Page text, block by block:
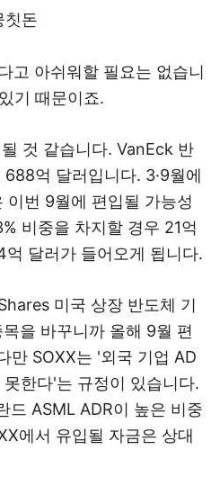
칫돈
고 아쉬워할 필요는 없습니
기 때문이죠.
것 같습니다. VanEck 반
억 달러입니다. 3·9월에
이번 9월에 편입될 가능성
비중을 차지할 경우 21억
달러가 들어오게 됩니다.
미국 상장 반도체 기
을 바꾸니까 올해 9월 편
만 SOXX는 '외국 기업 AD
한다'는 규정이 있습니다.
드 ASML ADR이 높은 비중
에서 유입될 자금은 상대